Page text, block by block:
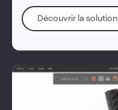
Découvrir la solution